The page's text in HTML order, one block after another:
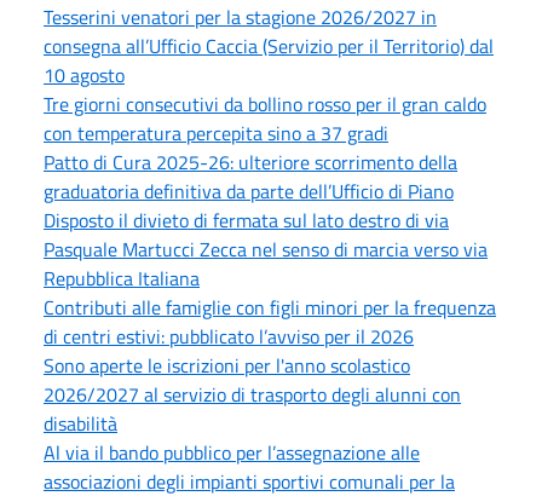
Tesserini venatori per la stagione 2026/2027 in
consegna all’Ufficio Caccia (Servizio per il Territorio) dal
10 agosto
Tre giorni consecutivi da bollino rosso per il gran caldo
con temperatura percepita sino a 37 gradi
Patto di Cura 2025-26: ulteriore scorrimento della
graduatoria definitiva da parte dell’Ufficio di Piano
Disposto il divieto di fermata sul lato destro di via
Pasquale Martucci Zecca nel senso di marcia verso via
Repubblica Italiana
Contributi alle famiglie con figli minori per la frequenza
di centri estivi: pubblicato l’avviso per il 2026
Sono aperte le iscrizioni per l'anno scolastico
2026/2027 al servizio di trasporto degli alunni con
disabilità
Al via il bando pubblico per l’assegnazione alle
associazioni degli impianti sportivi comunali per la